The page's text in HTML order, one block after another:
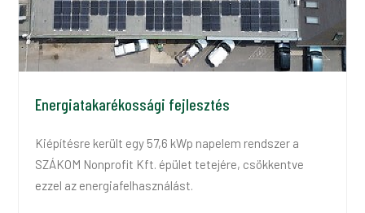
Energiatakarékossági fejlesztés
Kiépítésre került egy 57,6 kWp napelem rendszer a
SZÁKOM Nonprofit Kft. épület tetejére, csökkentve
ezzel az energiafelhasználást.